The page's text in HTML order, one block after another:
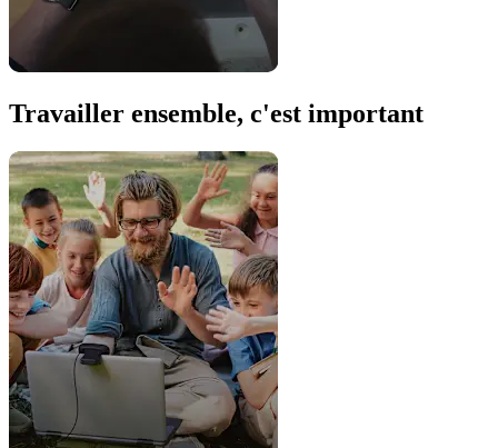
Travailler ensemble, c'est important